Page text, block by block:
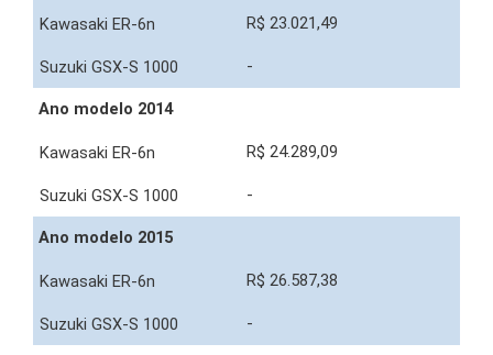
R$ 23.021,49
-
Ano modelo 2014
R$ 24.289,09
-
Ano modelo 2015
R$ 26.587,38
-